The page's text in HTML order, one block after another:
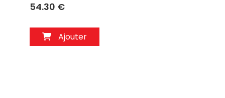
54.30 €
Ajouter